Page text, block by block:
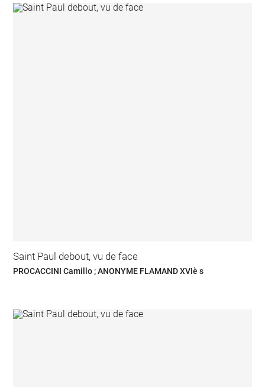
Saint Paul debout, vu de face
PROCACCINI Camillo ; ANONYME FLAMAND XVIè s